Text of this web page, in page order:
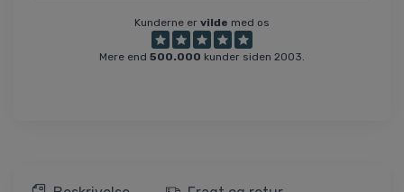
Kunderne er vilde med os
Mere end 500.000 kunder siden 2003.